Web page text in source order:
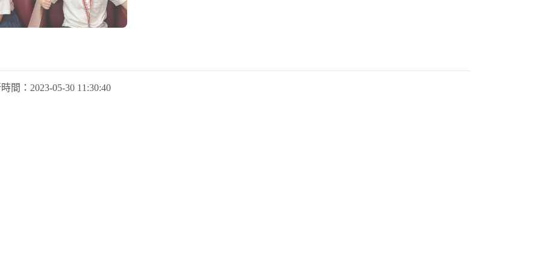
間： 2023-05-30 11:30:40